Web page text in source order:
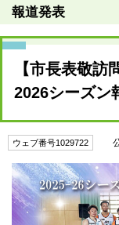
報道発表
【市⻑表敬訪
2026シーズン
ウェブ番号1029722 公